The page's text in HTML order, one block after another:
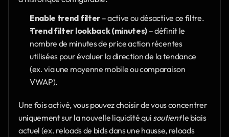
Enable trend filter – active ou désactive ce filtre.
Trend filter lookback (minutes) – définit le
nombre de minutes de price action récentes
utilisées pour évaluer la direction de la tendance
(ex. via une moyenne mobile ou comparaison
VWAP).
Une fois activé, vous pouvez choisir de vous concentrer
uniquement sur la nouvelle liquidité qui soutient le biais
actuel (ex. reloads de bids dans une hausse, reloads